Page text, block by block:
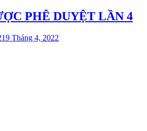
PHÊ DUYỆT LẦN 4
19 Tháng 4, 2022